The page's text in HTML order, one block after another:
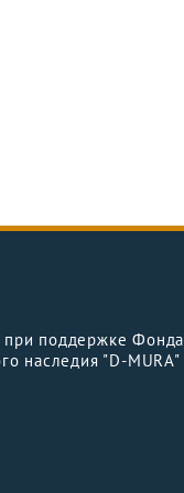
поддержке Фонда
наследия "D-MURA"